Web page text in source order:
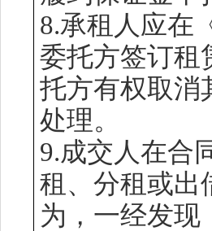
8.承租人应在
委托方签订租
托方有权取消
处理。
9.成交人在合
租、分租或出
为，一经发现